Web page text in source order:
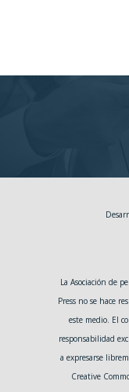
La Asociación de
Press no se hace
este medio. El
responsabilidad
a expresarse
Creative